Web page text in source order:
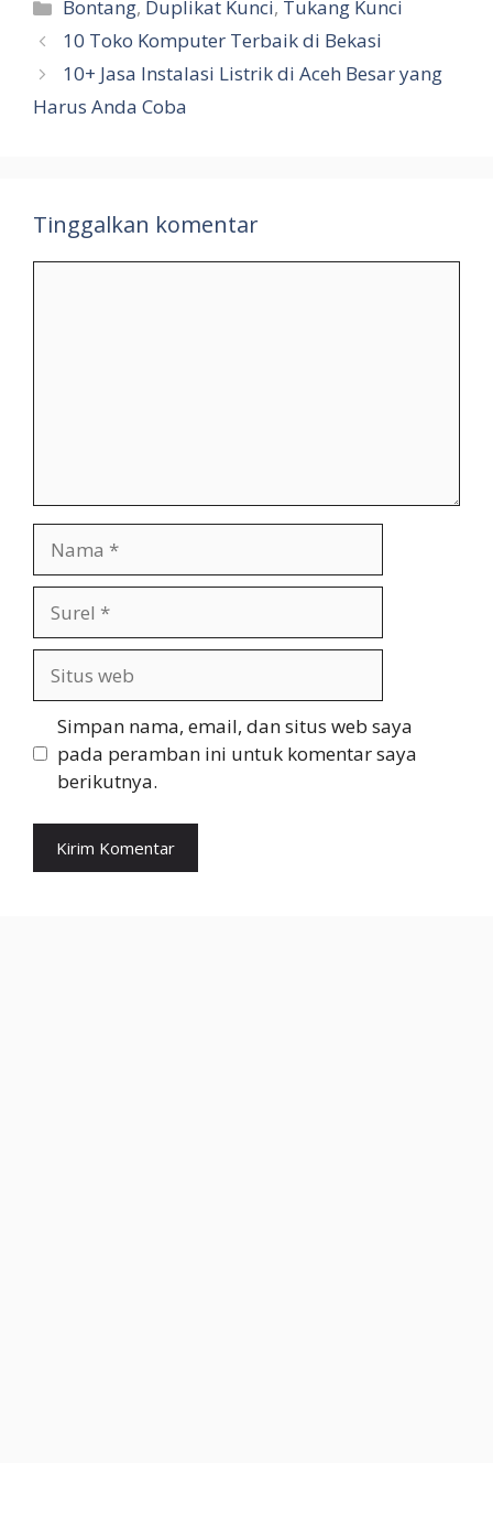
Bontang, Duplikat Kunci, Tukang Kunci
10 Toko Komputer Terbaik di Bekasi
10+ Jasa Instalasi Listrik di Aceh Besar yang
Harus Anda Coba
Tinggalkan komentar
web
Simpan nama, email, dan situs web saya
pada peramban ini untuk komentar saya
berikutnya.